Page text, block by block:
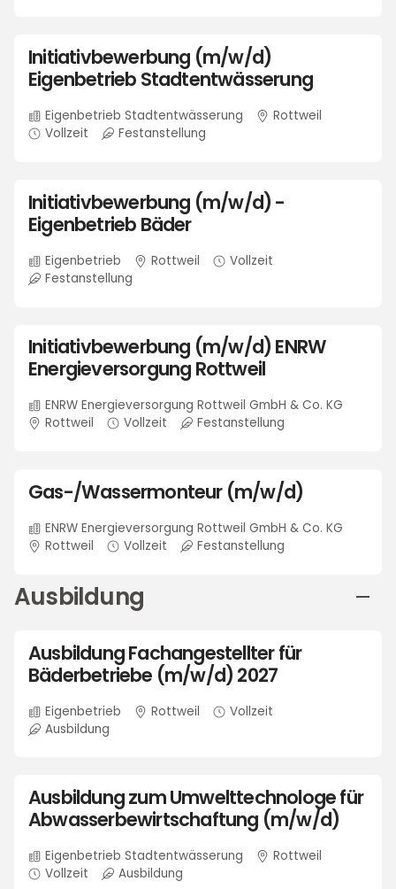
Initiativbewerbung (m/w/d)
Eigenbetrieb Stadtentwässerung
Eigenbetrieb Stadtentwässerung
Rottweil
Vollzeit
Festanstellung
Initiativbewerbung (m/w/d) -
Eigenbetrieb Bäder
Eigenbetrieb Rottweil
Vollzeit
Festanstellung
Initiativbewerbung (m/w/d) ENRW
Energieversorgung Rottweil
ENRW Energieversorgung Rottweil GmbH & Co. KG
Rottweil
Vollzeit Festanstellung
Gas-/Wassermonteur (m/w/d)
ENRW Energieversorgung Rottweil GmbH & Co. KG
Rottweil
Vollzeit Festanstellung
Ausbildung
Ausbildung Fachangestellter für
Bäderbetriebe (m/w/d) 2027
Eigenbetrieb Rottweil
Vollzeit
Ausbildung
Ausbildung zum Umwelttechnologe für
Abwasserbewirtschaftung (m/w/d)
Eigenbetrieb Stadtentwässerung
Rottweil
Vollzeit
Ausbildung